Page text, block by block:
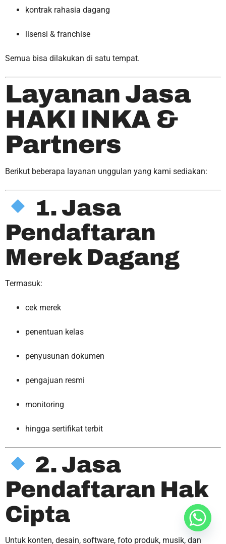
kontrak rahasia dagang
lisensi & franchise
Semua bisa dilakukan di satu tempat.
Layanan Jasa
HAKI INKA &
Partners
Berikut beberapa layanan unggulan yang kami sediakan:
1. Jasa
Pendaftaran
Merek Dagang
Termasuk:
cek merek
penentuan kelas
penyusunan dokumen
pengajuan resmi
monitoring
hingga sertifikat terbit
2. Jasa
Pendaftaran Hak
Cipta
Untuk konten, desain, software, foto produk, musik, dan